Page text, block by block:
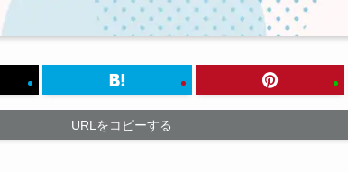
URLをコピーする